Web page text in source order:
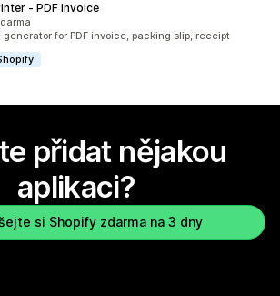
‑ PDF Invoice
recenzí: 234
generator for PDF invoice, packing slip, receipt
přidat nějakou
aplikaci?
si Shopify zdarma na 3 dny